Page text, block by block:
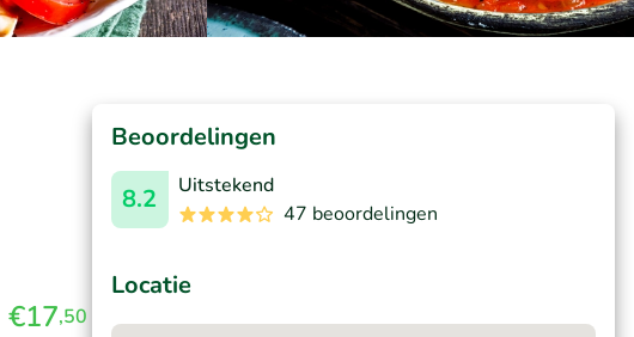
€17,50
Beoordelingen
8.2
Uitstekend
47 beoordelingen
Locatie